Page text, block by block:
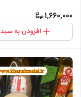
1,660,000
افزودن به سبد